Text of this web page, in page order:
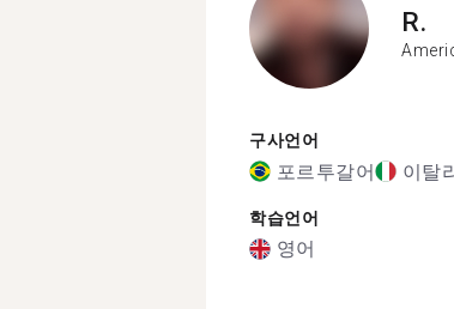
R.
구사언어
포르투갈어 이탈
학습언어
영어